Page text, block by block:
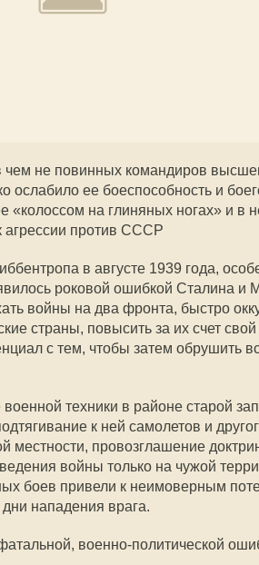
чем не повинных командиров
ослабило ее боеспособность и
«колоссом на глиняных ногах» и в
агрессии против СССР
в августе 1939 года,
роковой ошибкой Сталина и
войны на два фронта, быстро
страны, повысить за их счет
с тем, чтобы затем обрушить
техники в районе старой
к ней самолетов и
местности, провозглашение
войны только на чужой
боев привели к неимоверным
нападения врага.
военно-политической